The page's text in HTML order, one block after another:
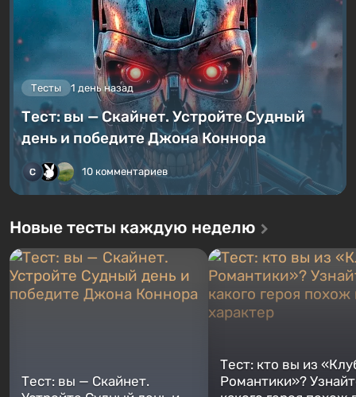
Тесты 1 день назад
Тест: вы — Скайнет. Устройте Судный
день и победите Джона Коннора
10 комментариев
Новые тесты каждую неделю
Тест: вы — Скайнет.
Тест: кто вы из
Романтики»?